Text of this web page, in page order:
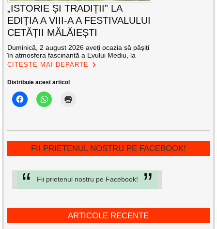
„ISTORIE ȘI TRADIȚII” LA
EDIȚIA A VIII-A A FESTIVALULUI
CETĂȚII MĂLĂIEȘTI
Duminică, 2 august 2026 aveți ocazia să pășiți
în atmosfera fascinantă a Evului Mediu, la
CITEȘTE MAI DEPARTE
Distribuie acest articol
FII PRIETENUL NOSTRU PE FACEBOOK!
Fii prietenul nostru pe Facebook!
ARTICOLE RECENTE